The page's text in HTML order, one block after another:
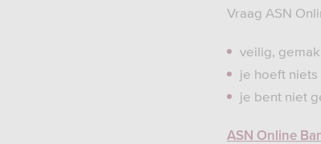
Vraag ASN
veilig,
je hoeft
je bent niet
ASN Online